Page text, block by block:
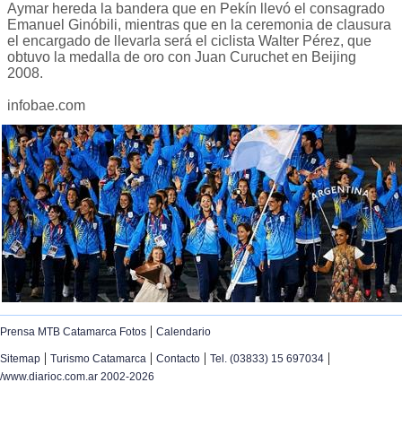
Aymar hereda la bandera que en Pekín llevó el consagrado
Emanuel Ginóbili, mientras que en la ceremonia de clausura
el encargado de llevarla será el ciclista Walter Pérez, que
obtuvo la medalla de oro con Juan Curuchet en Beijing
2008.
infobae.com
Prensa MTB Catamarca Fotos | Calendario
Sitemap | Turismo Catamarca | Contacto | Tel. (03833) 15 697034 |
/www.diarioc.com.ar 2002-2026